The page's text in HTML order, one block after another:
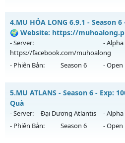
Kiểu reset: Reset In Game
Thể loại: Mu Nguyên bản Webzen
Antihack: KHÔNG THỂ HACK
MU Thanh Long - Ép Thăng Hạng
Mu mới ra tháng 08 2026 - Mở
13h ngày 06/08/2626
Exp: 200x - Drop: 35%
Antihack: CheatGuard
4.MU HỎA LONG 6.9.1 - Season
🌍 Website: https://
- Server:
https://facebook.com/muhoalong
- Alpha
- Phiên Bản: Season 6 - Open
Mu mới ra tháng 07 2026 - Mở
https://facebook.com/
29/07/2626
5.MU ATLANS - Season 6 - Exp:
Quà
- Server: Đại Dương Atlantis - Alpha
- Phiên Bản:
Season 6 - Open